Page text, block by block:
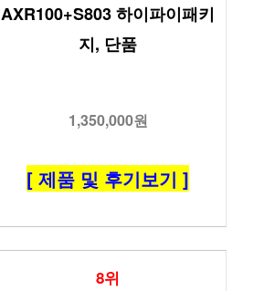
AXR100+S803 하이파이패키
지, 단품
1,350,000원
[ 제품 및 후기보기 ]
8위